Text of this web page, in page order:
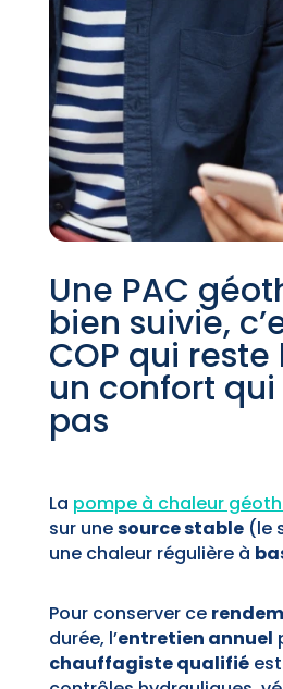
Une PAC
bien suivie,
COP qui
un confort
pas
La pompe à chaleur
sur unesource stable(le
une chaleur régulière à
Pour conserver ce
durée, l’entretien annuel
chauffagiste qualifiéest